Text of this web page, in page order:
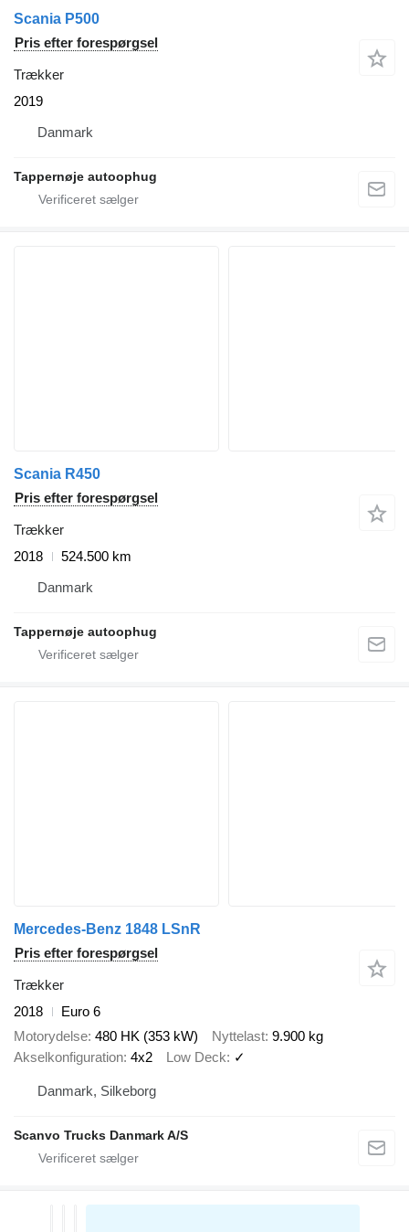
Scania P500
Pris efter forespørgsel
Trækker
2019
Danmark
Tappernøje autoophug
Scania R450
Pris efter forespørgsel
Trækker
2018
524.500 km
Danmark
Tappernøje autoophug
Mercedes-Benz 1848 LSnR
Pris efter forespørgsel
Trækker
2018
Euro 6
Motorydelse 480 HK (353 kW) Nyttelast 9.900 kg
Akselkonfiguration 4x2 Low Deck ✓
Danmark, Silkeborg
Scanvo Trucks Danmark A/S